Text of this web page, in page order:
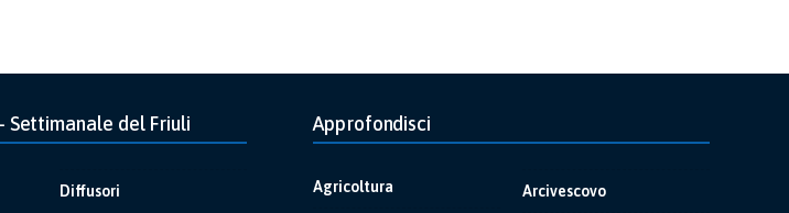
Settimanale del Friuli
Diffusori
Approfondisci
Agricoltura Arcivescovo